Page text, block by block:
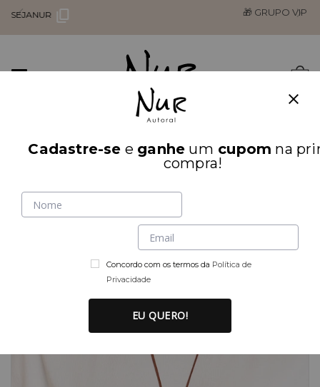
Mudar
INÍCIO ACESSÓRIOS
Cadastre-se e ganhe um cupom na
compra!
Concordo com os termos da Política de
Privacidade
EU QUERO!